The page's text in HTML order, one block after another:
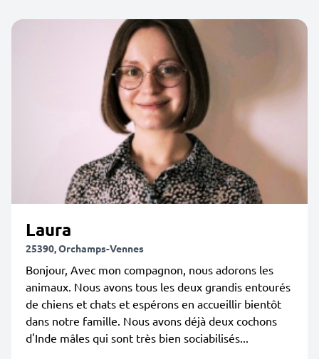
Laura
25390, Orchamps-Vennes
Bonjour, Avec mon compagnon, nous adorons les
animaux. Nous avons tous les deux grandis entourés
de chiens et chats et espérons en accueillir bientôt
dans notre famille. Nous avons déjà deux cochons
d'Inde mâles qui sont très bien sociabilisés...